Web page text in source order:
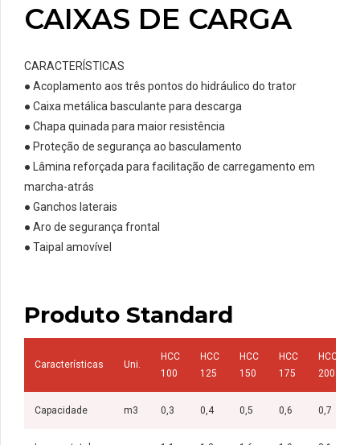
CAIXAS DE CARGA
CARACTERÍSTICAS
● Acoplamento aos três pontos do hidráulico do trator
● Caixa metálica basculante para descarga
● Chapa quinada para maior resistência
● Proteção de segurança ao basculamento
●
Lâmina reforçada para facilitação de carregamento em
marcha-atrás
● Ganchos laterais
● Aro de segurança frontal
● Taipal amovível
Produto Standard
Características Uni.
HCC
100
HCC
125
HCC
150
HCC
175
HCC
200
Capacidade m3 0,3 0,4 0,5 0,6 0,7